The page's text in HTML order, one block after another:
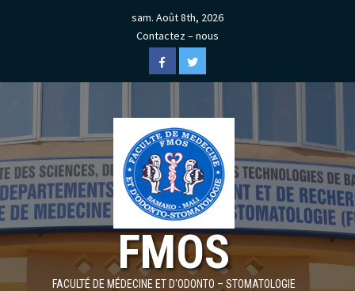
sam. Août 8th, 2026
Contactez – nous
FacebookTwitter
FMOS
FACULTÉ DE MÉDECINE ET D'ODONTO – STOMATOLOGIE